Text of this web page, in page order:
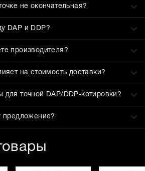
не окончательная?
DAP и DDP?
производителя?
на стоимость доставки?
точной DAP/DDP-котировки?
предложение?